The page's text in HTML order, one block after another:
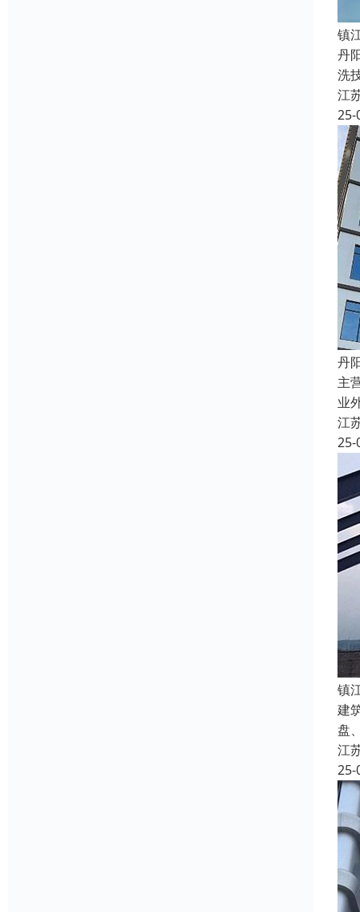
镇
丹
洗
江
25-
丹
主
业
江
25-
镇
建
盘
江
25-